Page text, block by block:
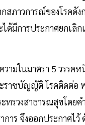
สภาวการณ์ของโรคดัง
ด้มีการประกาศยกเลิ
วามในมาตรา 5 วรรค
ราชบัญญัติ โรคติดต่อ
ะทรวงสาธารณสุขโดย
การ จึงออกประกาศไว้